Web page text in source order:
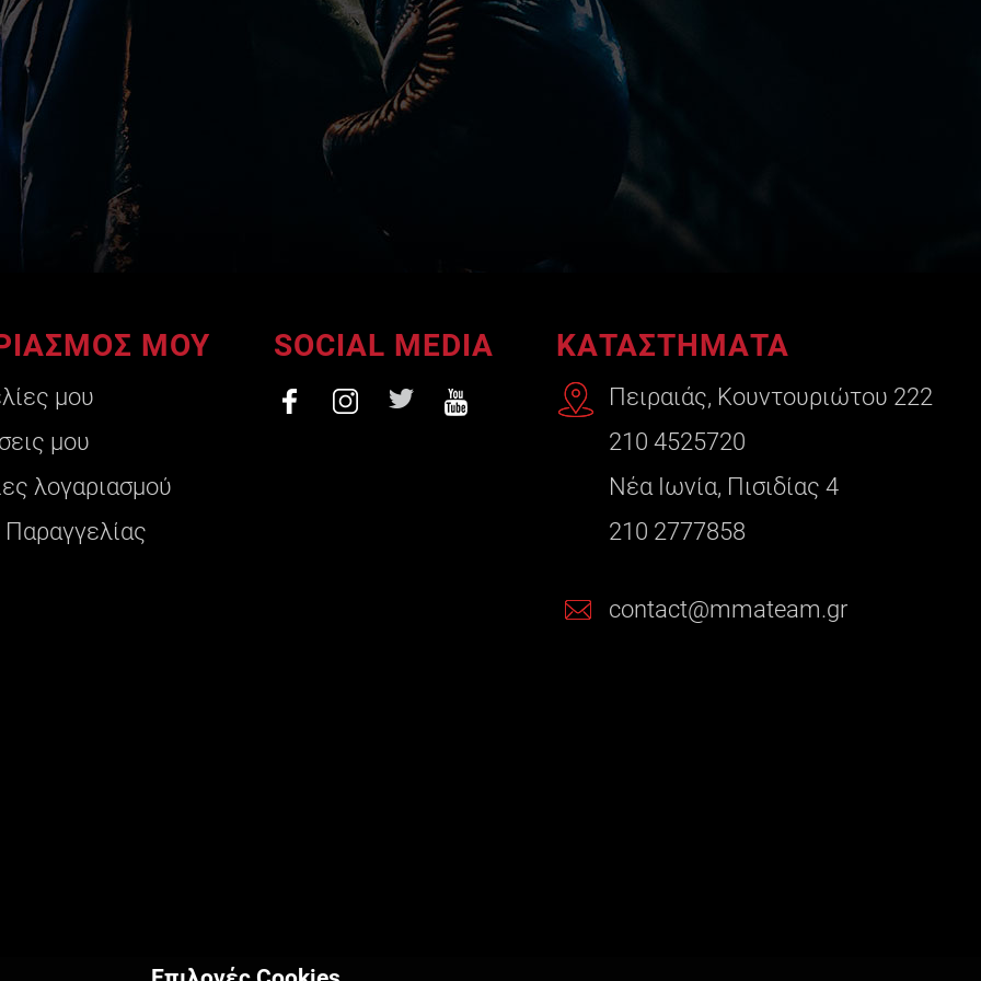
ΜΟΥ
μου
μου
λογαριασμού
SOCIAL MEDIA ΚΑΤΑΣΤΗΜΑΤΑ
Πειραιάς, Κουντουριώτου 222
210 4525720
Νέα Ιωνία, Πισιδίας 4
210 2777858
contact@mmateam.gr